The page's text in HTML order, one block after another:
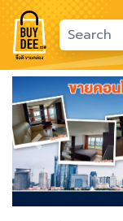
Previous